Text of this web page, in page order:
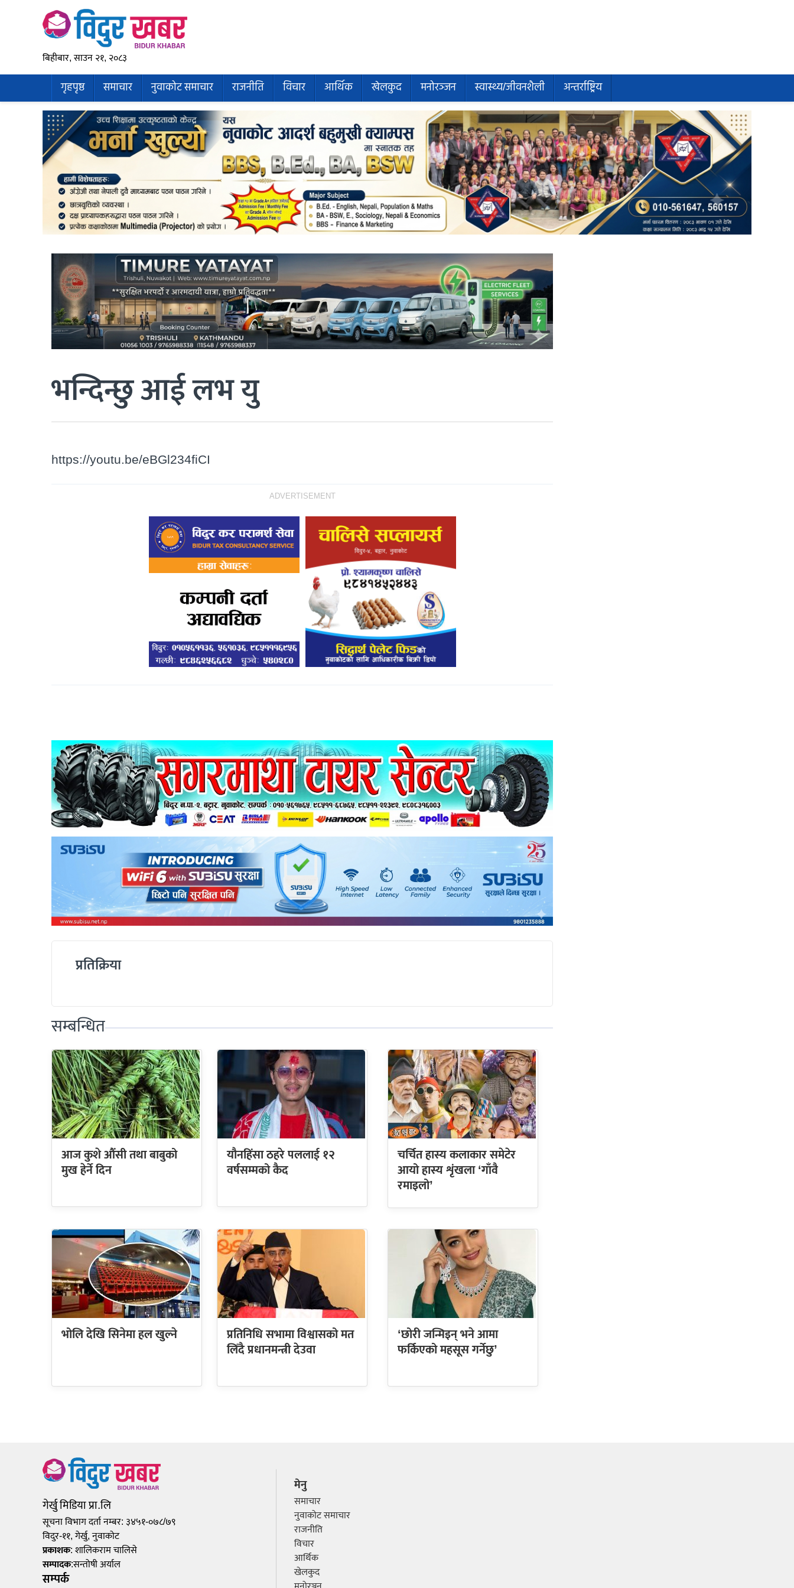
बिहीबार, साउन २१, २०८३
गृहपृष्ठ समाचार नुवाकोट समाचार राजनीति विचार आर्थिक खेलकुद मनोरञ्जन स्वास्थ्य/जीवनशैली अन्तर्राष्ट्रिय
भन्दिन्छु आई लभ यु
https://youtu.be/eBGl234fiCI
ADVERTISEMENT
प्रतिक्रिया
सम्बन्धित
चर्चित हास्य कलाकार समेटेर
आयो हास्य शृंखला ‘गाँवै
रमाइलो’
आज कुशे औंसी तथा बाबुको
मुख हेर्ने दिन
यौनहिंसा ठहरे पललाई १२
वर्षसम्मको कैद
भोलि देखि सिनेमा हल खुल्ने प्रतिनिधि सभामा विश्वासको मत
लिँदै प्रधानमन्त्री देउवा
‘छोरी जन्मिइन् भने आमा
फर्किएको महसूस गर्नेछु’
गेर्खु मिडिया प्रा.लि
सूचना विभाग दर्ता नम्बर: ३४५१-०७८/७९
विदुर-११, गेर्खु, नुवाकोट
प्रकाशक: शालिकराम चालिसे
सम्पादक:सन्तोषी अर्याल
सम्पर्क
मेनु
समाचार
नुवाकोट समाचार
राजनीति
विचार
आर्थिक
खेलकुद